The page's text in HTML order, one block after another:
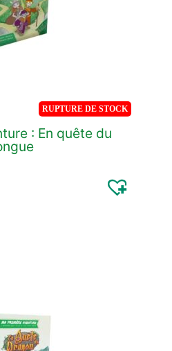
RUPTURE DE STOCK
: En quête du